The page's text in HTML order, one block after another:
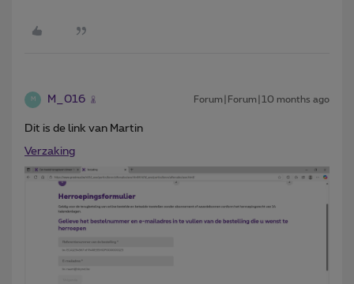
M M_016 Forum|Forum|10 months ago
Dit is de link van Martin
Verzaking